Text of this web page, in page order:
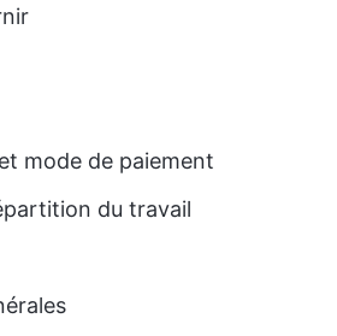
et mode de paiement
du travail